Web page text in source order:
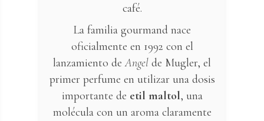
café.
La familia gourmand nace
oficialmente en 1992 con el
lanzamiento deAngel de Mugler, el
primer perfume en utilizar una dosis
importante de etil maltol, una
molécula con un aroma claramente